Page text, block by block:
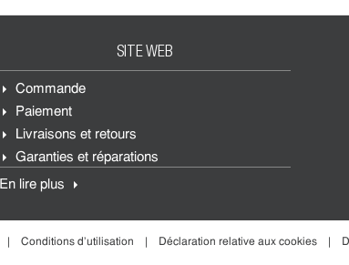
SITE WEB
Commande
Paiement
Livraisons et retours
Garanties et réparations
En lire plus
Conditions d'utilisation Déclaration relative aux cookies